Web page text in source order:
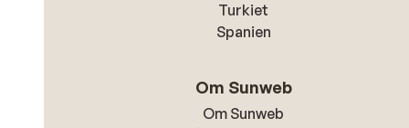
Turkiet
Spanien
Om Sunweb
Om Sunweb